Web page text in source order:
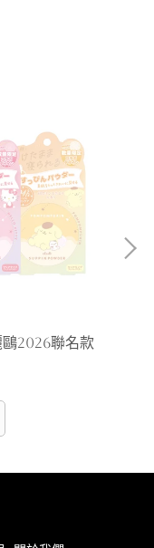
2026聯名款